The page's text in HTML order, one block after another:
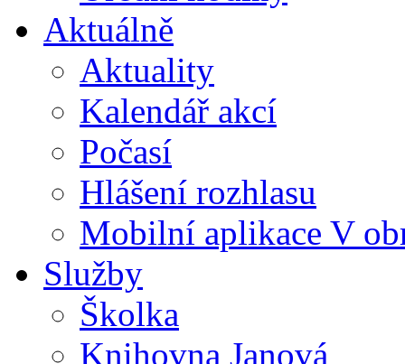
Aktuálně
Aktuality
Kalendář akcí
Počasí
Hlášení rozhlasu
Mobilní aplikace V
Služby
Školka
Knihovna Janová